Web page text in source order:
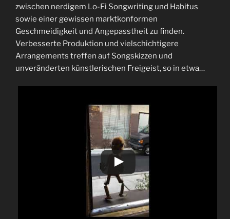
zwischen nerdigem Lo-Fi Songwriting und Habitus
sowie einer gewissen marktkonformen
Geschmeidigkeit und Angepasstheit zu finden.
Verbesserte Produktion und vielschichtigere
Arrangements treffen auf Songskizzen und
unveränderten künstlerischen Freigeist, so in etwa…